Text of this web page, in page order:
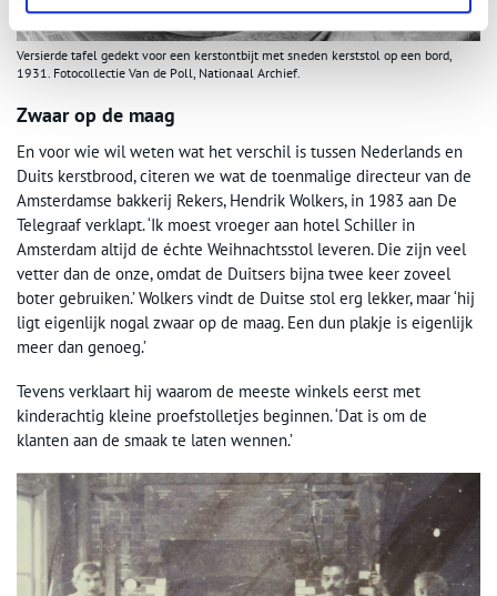
Versierde tafel gedekt voor een kerstontbijt met sneden kerststol op een bord,
1931. Fotocollectie Van de Poll, Nationaal Archief.
Zwaar op de maag
En voor wie wil weten wat het verschil is tussen Nederlands en
Duits kerstbrood, citeren we wat de toenmalige directeur van de
Amsterdamse bakkerij Rekers, Hendrik Wolkers, in 1983 aan De
Telegraaf verklapt. ‘Ik moest vroeger aan hotel Schiller in
Amsterdam altijd de échte Weihnachtsstol leveren. Die zijn veel
vetter dan de onze, omdat de Duitsers bijna twee keer zoveel
boter gebruiken.’ Wolkers vindt de Duitse stol erg lekker, maar ‘hij
ligt eigenlijk nogal zwaar op de maag. Een dun plakje is eigenlijk
meer dan genoeg.’
Tevens verklaart hij waarom de meeste winkels eerst met
kinderachtig kleine proefstolletjes beginnen. ‘Dat is om de
klanten aan de smaak te laten wennen.’